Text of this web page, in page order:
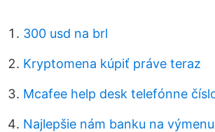
300 usd na brl
Kryptomena kúpiť práve teraz
Mcafee help desk telefónne
Najlepšie nám banku na